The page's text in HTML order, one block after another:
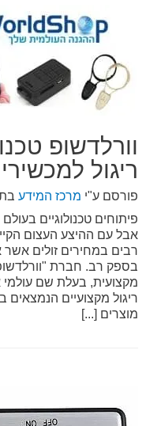
וורלדשופ
ריגול
פורסם ע"י מרכז המידע
פיתוחים טכנולוגיים
אבל עם ההיצע העצום
רבים במחירים זולים אשר
בספק רב. חברת
מקצועית, בעלת שם
ריגול מקצועיים
מוצרים [...]